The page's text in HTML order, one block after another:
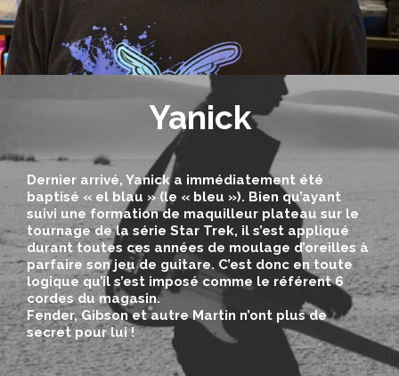
Yanick
Dernier arrivé, Yanick a immédiatement été
baptisé « el blau » (le « bleu »). Bien qu’ayant
suivi une formation de maquilleur plateau sur le
tournage de la série Star Trek, il s’est appliqué
durant toutes ces années de moulage d’oreilles à
parfaire son jeu de guitare. C’est donc en toute
logique qu’il s’est imposé comme le référent 6
cordes du magasin.
Fender, Gibson et autre Martin n’ont plus de
secret pour lui !